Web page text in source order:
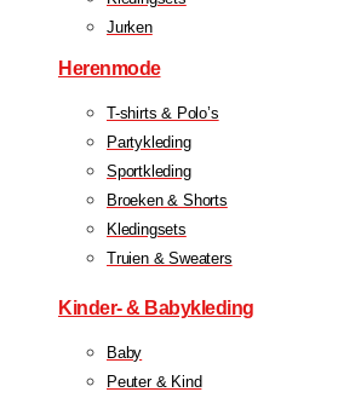
Jurken
Herenmode
T-shirts & Polo’s
Partykleding
Sportkleding
Broeken & Shorts
Kledingsets
Truien & Sweaters
Kinder- & Babykleding
Baby
Peuter & Kind